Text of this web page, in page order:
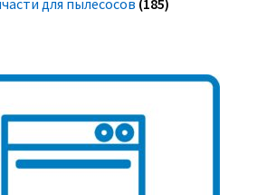
для пылесосов (185)